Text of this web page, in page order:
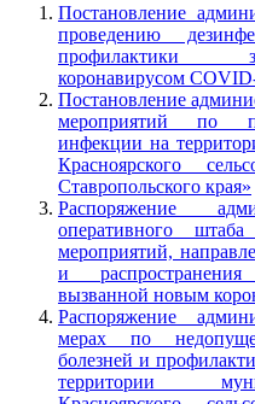
Постановление
проведению
профилактики
коронавирусом
Постановление
мероприятий по
инфекции на
Красноярского
Ставропольского края»
Распоряжение
оперативного
мероприятий,
и
вызванной новым
Распоряжение
мерах по
болезней и
территории